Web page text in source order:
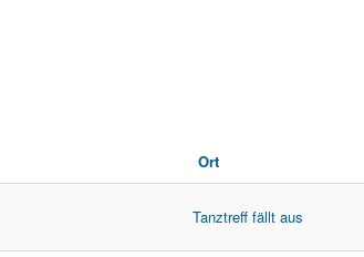
Ort
Tanztreff fällt aus